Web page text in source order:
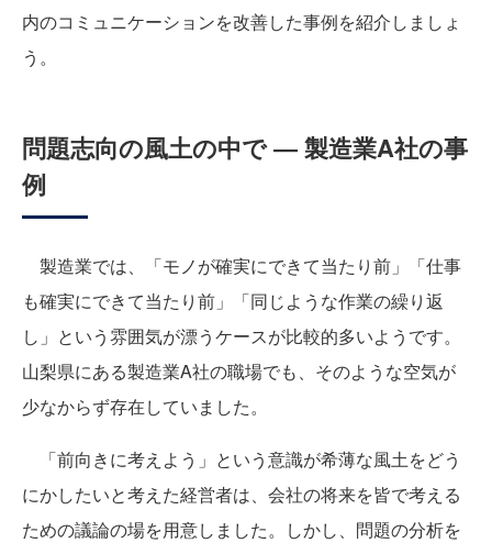
内のコミュニケーションを改善した事例を紹介しましょ
う。
問題志向の風土の中で ― 製造業A社の事
例
製造業では、「モノが確実にできて当たり前」「仕事
も確実にできて当たり前」「同じような作業の繰り返
し」という雰囲気が漂うケースが比較的多いようです。
山梨県にある製造業A社の職場でも、そのような空気が
少なからず存在していました。
「前向きに考えよう」という意識が希薄な風土をどう
にかしたいと考えた経営者は、会社の将来を皆で考える
ための議論の場を用意しました。しかし、問題の分析を